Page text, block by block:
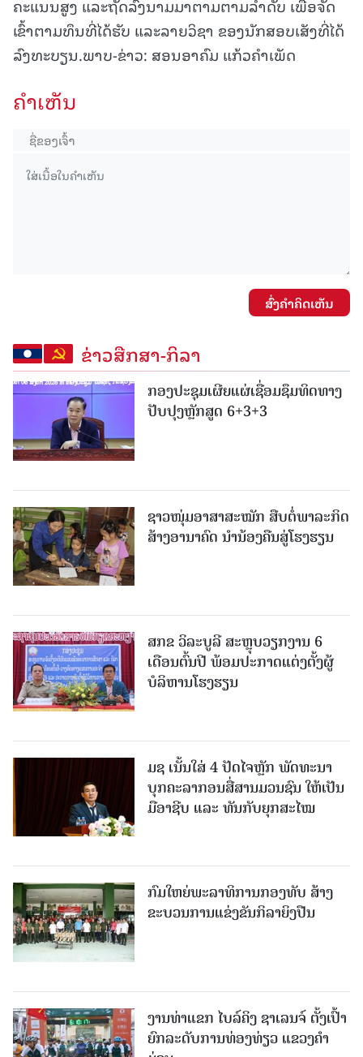
ຄະແນນສູງ ແລະຖັດລົງນາມມາຕາມຕາມລໍາດັບ ເພື່ອຈັດ
ເຂົ້າຕາມທຶນທີ່ໄດ້ຮັບ ແລະລາຍວິຊາ ຂອງນັກສອບເສັງທີ່ໄດ້
ລົງທະບຽນ.ພາບ-ຂ່າວ: ສອນອາຄົມ ແກ້ວຄຳເພັດ
ຄໍາເຫັນ
ສົ່ງຄໍາຄິດເຫັນ
ຂ່າວສືກສາ-ກິລາ
ກອງປະຊຸມເຜີຍແຜ່ເຊື່ອມຊຶມທິດທາງ
ປັບປຸງຫຼັກສູດ 6+3+3
ຊາວໜຸ່ມອາສາສະໝັກ ສືບຕໍ່ພາລະກິດ
ສ້າງອານາຄົດ ນໍານ້ອງຄືນສູ່ໂຮງຮຽນ
ສກຂ ວິລະບູລີ ສະຫຼຸບວຽກງານ 6
ເດືອນຕົ້ນປີ ພ້ອມປະກາດແຕ່ງຕັ້ງຜູ້
ບໍລິຫານໂຮງຮຽນ
ມຊ ເນັ້ນໃສ່ 4 ປັດໄຈຫຼັກ ພັດທະນາ
ບຸກຄະລາກອນສື່ສານມວນຊົນ ໃຫ້ເປັນ
ມືອາຊີບ ແລະ ທັນກັບຍຸກສະໄໝ
ກົມໃຫຍ່ພະລາທິການກອງທັບ ສ້າງ
ຂະບວນການແຂ່ງຂັນກິລາຍິງປືນ
ງານທ່າແຂກ ໄບລ໌ຄິງ ຊາເລນຈ໌ ຕັ້ງເປົ້າ
ຍົກລະດັບການທ່ອງທ່ຽວ ແຂວງຄໍາ